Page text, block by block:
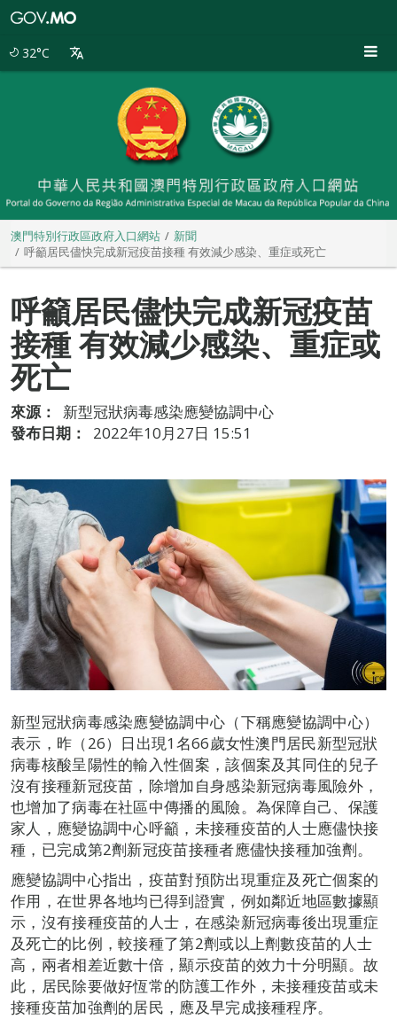
32°C
澳門特別行政區政府入口網站
新聞
呼籲居民儘快完成新冠疫苗接種 有效減少感染、重症或死亡
呼籲居民儘快完成新冠疫苗
接種 有效減少感染、重症或
死亡
來源：
新型冠狀病毒感染應變協調中心
發布日期：
2022年10月27日 15:51
新型冠狀病毒感染應變協調中心（下稱應變協調中心）
表示，昨（26）日出現1名66歲女性澳門居民新型冠狀
病毒核酸呈陽性的輸入性個案，該個案及其同住的兒子
沒有接種新冠疫苗，除增加自身感染新冠病毒風險外，
也增加了病毒在社區中傳播的風險。為保障自己、保護
家人，應變協調中心呼籲，未接種疫苗的人士應儘快接
種，已完成第2劑新冠疫苗接種者應儘快接種加強劑。
應變協調中心指出，疫苗對預防出現重症及死亡個案的
作用，在世界各地均已得到證實，例如鄰近地區數據顯
示，沒有接種疫苗的人士，在感染新冠病毒後出現重症
及死亡的比例，較接種了第2劑或以上劑數疫苗的人士
高，兩者相差近數十倍，顯示疫苗的效力十分明顯。故
此，居民除要做好恆常的防護工作外，未接種疫苗或未
接種疫苗加強劑的居民，應及早完成接種程序。